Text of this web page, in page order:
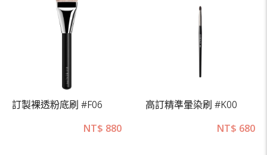
訂製裸透粉底刷 #F06
NT$ 880
高訂精準暈染刷 #K00
NT$ 680